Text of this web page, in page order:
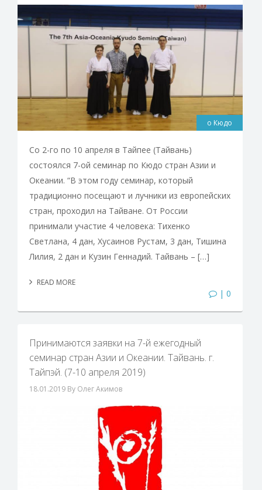
о Кюдо
Со 2-го по 10 апреля в Тайпее (Тайвань)
состоялся 7-ой семинар по Кюдо стран Азии и
Океании. “В этом году семинар, который
традиционно посещают и лучники из европейских
стран, проходил на Тайване. От России
принимали участие 4 человека: Тихенко
Светлана, 4 дан, Хусаинов Рустам, 3 дан, Тишина
Лилия, 2 дан и Кузин Геннадий. Тайвань – […]
READ MORE
| 0
Принимаются заявки на 7-й ежегодный
семинар стран Азии и Океании. Тайвань. г.
Тайпэй. (7-10 апреля 2019)
18.01.2019 By Олег Акимов